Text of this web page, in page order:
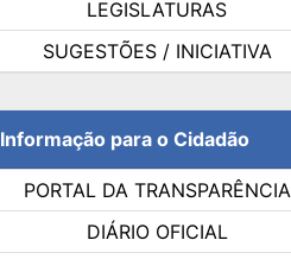
LEGISLATURAS
SUGESTÕES / INICIATIVA
Informação para o Cidadão
PORTAL DA TRANSPARÊNCIA
DIÁRIO OFICIAL